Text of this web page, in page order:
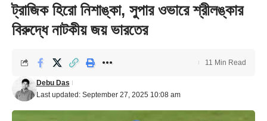
ট্রাজিক হিরো নিশাঙ্কা, সুপার ওভারে শ্রীলঙ্কার
বিরুদ্ধে নাটকীয় জয় ভারতের
Last updated: September 27, 2025 10:08 am
Debu Das
11 Min Read